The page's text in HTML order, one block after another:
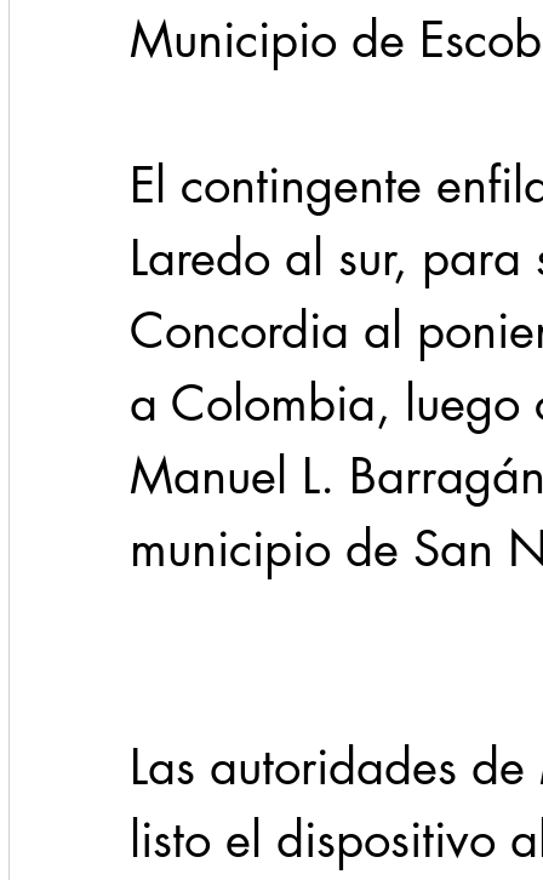
Municipio
El contingente
Laredo al sur,
Concordia al
a Colombia,
Manuel L.
municipio de San
Las autoridades
listo el dispositivo